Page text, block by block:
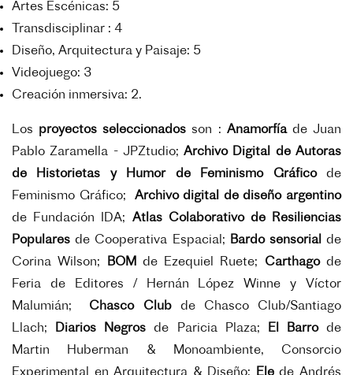
Artes Escénicas: 5
Transdisciplinar : 4
Diseño, Arquitectura y Paisaje: 5
Videojuego: 3
Creación inmersiva: 2.
Los proyectos seleccionados son : Anamorfíade Juan
Pablo Zaramella - JPZtudio;Archivo Digital de Autoras
de Historietas y Humor de Feminismo Gráficode
Feminismo Gráfico; Archivo digital de diseño argentino
de Fundación IDA; Atlas Colaborativo de Resiliencias
Populares de Cooperativa Espacial; Bardo sensorial de
Corina Wilson;
BOM de Ezequiel Ruete; Carthagode
Feria de Editores / Hernán López Winne y Víctor
Malumián; Chasco Clubde Chasco Club/Santiago
Llach;
Diarios Negros de Paricia Plaza; El Barrode
Martin Huberman & Monoambiente, Consorcio